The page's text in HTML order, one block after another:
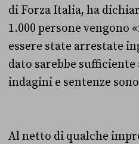
di Forza Italia, ha
1.000 persone vengono
essere state arrestate
dato sarebbe
indagini e sentenze
Al netto di qualche